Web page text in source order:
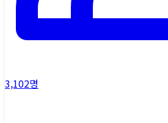
3,102명